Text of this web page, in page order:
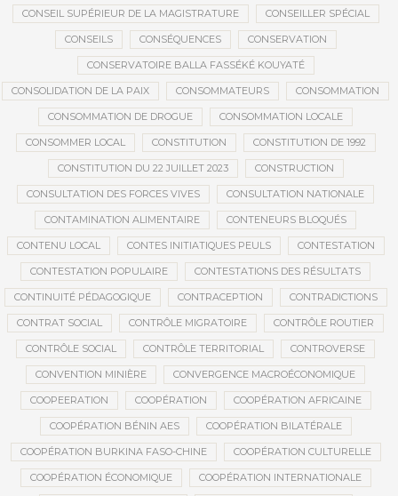
CONSEIL SUPÉRIEUR DE LA MAGISTRATURE CONSEILLER SPÉCIAL
CONSEILS CONSÉQUENCES CONSERVATION
CONSERVATOIRE BALLA FASSÉKÉ KOUYATÉ
CONSOLIDATION DE LA PAIX CONSOMMATEURS CONSOMMATION
CONSOMMATION DE DROGUE CONSOMMATION LOCALE
CONSOMMER LOCAL CONSTITUTION CONSTITUTION DE 1992
CONSTITUTION DU 22 JUILLET 2023 CONSTRUCTION
CONSULTATION DES FORCES VIVES CONSULTATION NATIONALE
CONTAMINATION ALIMENTAIRE CONTENEURS BLOQUÉS
CONTENU LOCAL CONTES INITIATIQUES PEULS CONTESTATION
CONTESTATION POPULAIRE CONTESTATIONS DES RÉSULTATS
CONTINUITÉ PÉDAGOGIQUE CONTRACEPTION CONTRADICTIONS
CONTRAT SOCIAL CONTRÔLE MIGRATOIRE CONTRÔLE ROUTIER
CONTRÔLE SOCIAL CONTRÔLE TERRITORIAL CONTROVERSE
CONVENTION MINIÈRE CONVERGENCE MACROÉCONOMIQUE
COOPEERATION COOPÉRATION COOPÉRATION AFRICAINE
COOPÉRATION BÉNIN AES COOPÉRATION BILATÉRALE
COOPÉRATION BURKINA FASO-CHINE COOPÉRATION CULTURELLE
COOPÉRATION ÉCONOMIQUE COOPÉRATION INTERNATIONALE